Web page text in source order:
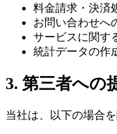
料金請求・決済
お問い合わせへ
サービスに関す
統計データの作
3. 第三者への
当社は、以下の場合